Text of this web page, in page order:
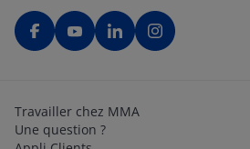
Travailler chez MMA
Une question ?